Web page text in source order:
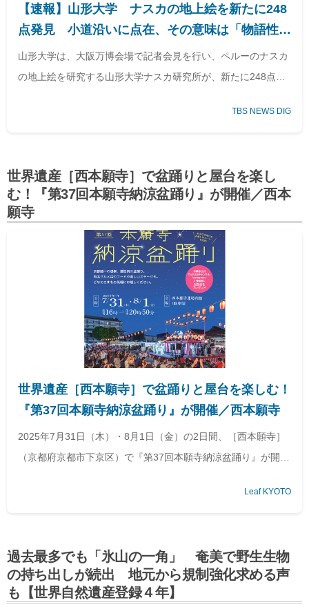
【速報】山形大学 ナスカの地上絵を新たに248
点発見 小道沿いに点在、その意味は「物語性」
や「メッセージ性」か | TBS NEWS DIG (1ペー
ジ)
山形大学は、大阪万博会場で記者会見を行い、ペルーのナスカ
の地上絵を研究する山形大学ナスカ研究所が、新たに248点の
TBS NEWS DIG
世界遺産［西本願寺］で盆踊りと屋台を楽し
む！『第37回本願寺納涼盆踊り』が開催／西本
願寺
世界遺産［西本願寺］で盆踊りと屋台を楽しむ！
『第37回本願寺納涼盆踊り』が開催／西本願寺
2025年7月31日（木）・8月1日（金）の2日間、［西本願寺］
（京都府京都市下京区）で『第37回本願寺納涼盆踊り』が開催
Leaf KYOTO
過去最多でも「氷山の一角」 奄美で野生生物
の持ち出しが続出 地元から規制強化求める声
も【世界自然遺産登録４年】